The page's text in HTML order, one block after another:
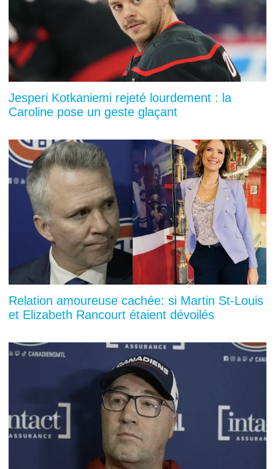
Jesperi Kotkaniemi rejeté lourdement : la
Caroline pose un geste glaçant
Relation amoureuse cachée: si Martin St-Louis
et Elizabeth Rancourt étaient dévoilés